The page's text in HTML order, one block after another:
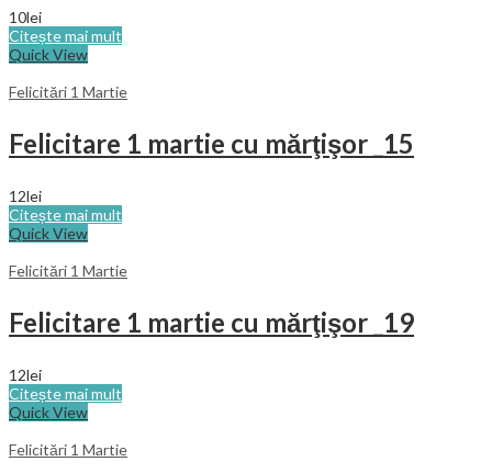
10lei
Citește mai mult
Quick View
Felicitări 1 Martie
Felicitare 1 martie cu mărţişor _15
12lei
Citește mai mult
Quick View
Felicitări 1 Martie
Felicitare 1 martie cu mărţişor _19
12lei
Citește mai mult
Quick View
Felicitări 1 Martie